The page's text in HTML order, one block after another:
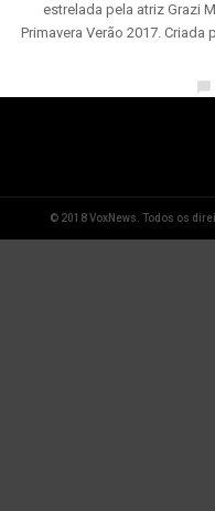
estrelada pela atriz Grazi
Primavera Verão 2017.
chat_bubble
© 2018 VoxNews. Todos os